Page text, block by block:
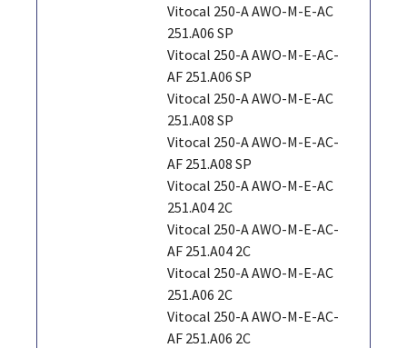
Vitocal 250-A AWO-M-E-AC
251.A06 SP
Vitocal 250-A AWO-M-E-AC-
AF 251.A06 SP
Vitocal 250-A AWO-M-E-AC
251.A08 SP
Vitocal 250-A AWO-M-E-AC-
AF 251.A08 SP
Vitocal 250-A AWO-M-E-AC
251.A04 2C
Vitocal 250-A AWO-M-E-AC-
AF 251.A04 2C
Vitocal 250-A AWO-M-E-AC
251.A06 2C
Vitocal 250-A AWO-M-E-AC-
AF 251.A06 2C